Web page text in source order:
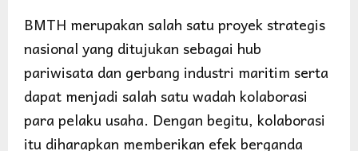
BMTH merupakan salah satu proyek strategis
nasional yang ditujukan sebagai hub
pariwisata dan gerbang industri maritim serta
dapat menjadi salah satu wadah kolaborasi
para pelaku usaha. Dengan begitu, kolaborasi
itu diharapkan memberikan efek berganda